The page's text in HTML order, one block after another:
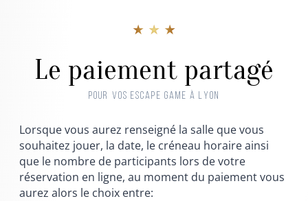
★ ★ ★
Le paiement partagé
POUR VOS ESCAPE GAME À LYON
Lorsque vous aurez renseigné la salle que vous
souhaitez jouer, la date, le créneau horaire ainsi
que le nombre de participants lors de votre
réservation en ligne, au moment du paiement vous
aurez alors le choix entre: